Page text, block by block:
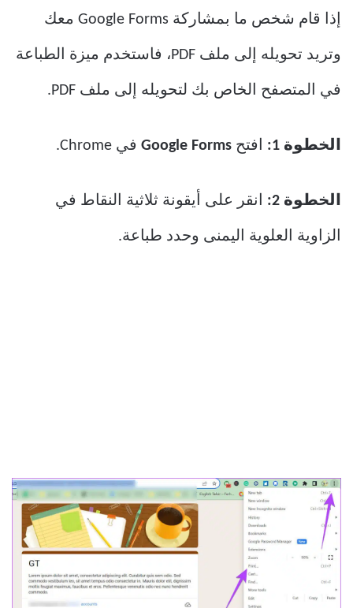
إذا قام شخص ما بمشاركة Google Forms معك
وتريد تحويله إلى ملف PDF، فاستخدم ميزة الطباعة
في المتصفح الخاص بك لتحويله إلى ملف PDF.
الخطوة 1: افتح في Chrome.
الخطوة 2: انقر على أيقونة ثلاثية النقاط في
الزاوية العلوية اليمنى وحدد طباعة.